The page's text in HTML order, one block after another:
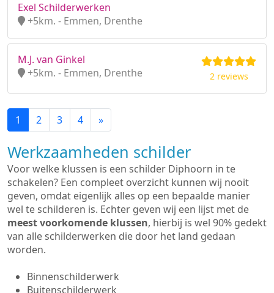
Exel Schilderwerken
+5km. - Emmen, Drenthe
M.J. van Ginkel
+5km. - Emmen, Drenthe
2 reviews
1 2 3 4 »
Werkzaamheden schilder
Voor welke klussen is een schilder Diphoorn in te
schakelen? Een compleet overzicht kunnen wij nooit
geven, omdat eigenlijk alles op een bepaalde manier
wel te schilderen is. Echter geven wij een lijst met de
meest voorkomende klussen, hierbij is wel 90% gedekt
van alle schilderwerken die door het land gedaan
worden.
Binnenschilderwerk
Buitenschilderwerk